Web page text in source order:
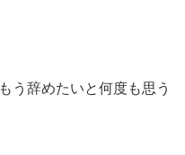
う辞めたいと何度も思う